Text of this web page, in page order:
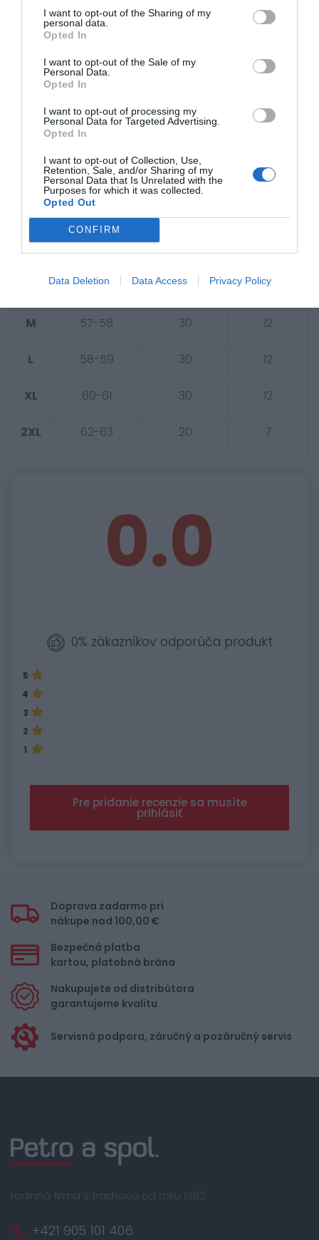
I want to opt-out of the Sharing of my
personal data.
Opted In
I want to opt-out of the Sale of my
Personal Data.
Opted In
I want to opt-out of processing my
Personal Data for Targeted Advertising.
Opted In
I want to opt-out of Collection, Use,
Retention, Sale, and/or Sharing of my
Personal Data that Is Unrelated with the
Purposes for which it was collected.
Opted Out
CONFIRM
Data Deletion Data Access Privacy Policy
Dvojitý D krúžok
Slnečná clona HJV12
Plexi má prípravu na Pinlock a 99% UV ochranu,
povrchová úprava proti poškriabaniu.
Veľkosti:
Obvod cm
Lícnice mm Interiér mm
XS 54-55 35 12
55-56 30 9
M 57-58 30 12
L 58-59 30 12
XL 60-61 30 12
2XL 62-63 20 7
0.0
0% zákazníkov odporúča produkt
5
4
3
2
1
Pre pridanie recenzie sa musíte
prihlásiť
Doprava zadarmo pri
nákupe nad 100,00 €
Bezpečná platba
kartou, platobná brána
Nakupujete od distribútora
garantujeme kvalitu
Servisná podpora, záručný a pozáručný servis
rodinná firma s tradíciou od roku 1992
+421 905 101 406